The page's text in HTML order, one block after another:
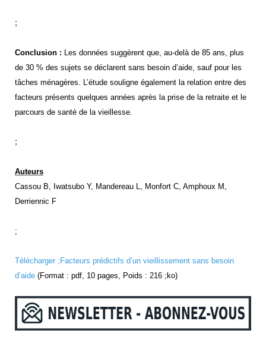
;
Conclusion : Les données suggèrent que, au-delà de 85 ans, plus
de 30 % des sujets se déclarent sans besoin d’aide, sauf pour les
tâches ménagères. L’étude souligne également la relation entre des
facteurs présents quelques années après la prise de la retraite et le
parcours de santé de la vieillesse.
;
Auteurs
Cassou B, Iwatsubo Y, Mandereau L, Monfort C, Amphoux M,
Derriennic F
;
Télécharger ;Facteurs prédictifs d’un vieillissement sans besoin
d’aide (Format : pdf, 10 pages, Poids : 216 ;ko)